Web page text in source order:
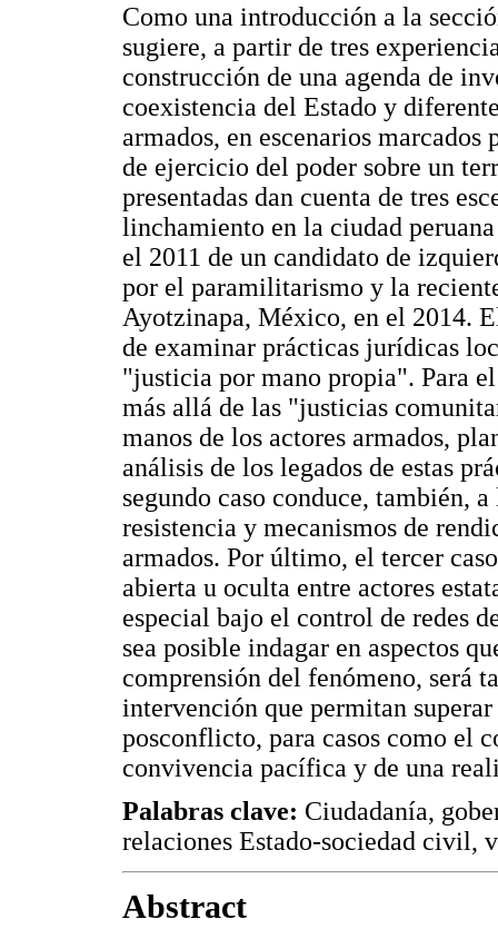
Como una introducción a la
sugiere, a partir de tres
construcción de una agenda de
coexistencia del Estado y
armados, en escenarios
de ejercicio del poder sobre un
presentadas dan cuenta de tres
linchamiento en la ciudad
el 2011 de un candidato de
por el paramilitarismo y la
Ayotzinapa, México, en el 2014.
de examinar prácticas jurídicas
"justicia por mano propia". Para
más allá de las "justicias
manos de los actores armados,
análisis de los legados de estas
segundo caso conduce, también,
resistencia y mecanismos de
armados. Por último, el tercer
abierta u oculta entre actores
especial bajo el control de redes
sea posible indagar en aspectos
comprensión del fenómeno, será
intervención que permitan
posconflicto, para casos como el
convivencia pacífica y de una
Palabras clave: Ciudadanía,
relaciones Estado-sociedad civil,
Abstract